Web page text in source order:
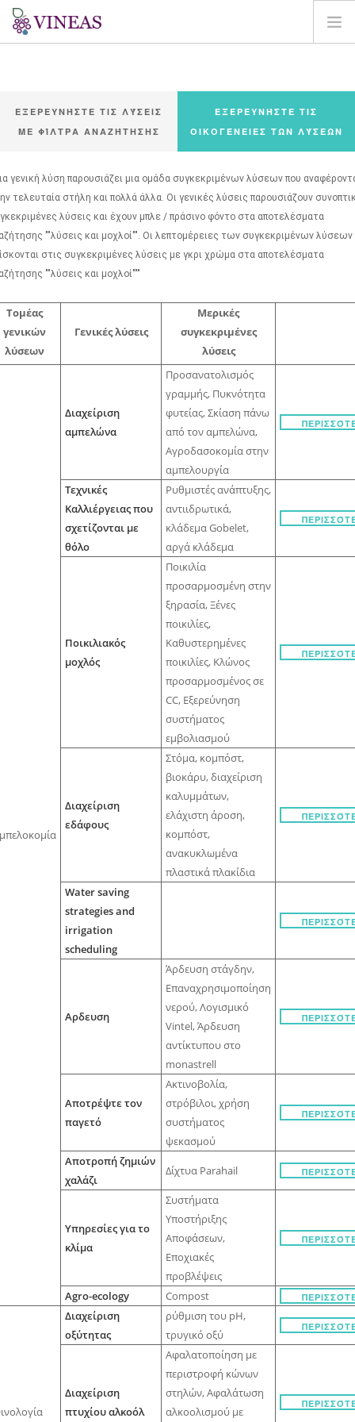
ΧΑΡΤΟΓΡΆΦΗΣΗ
EL
ΕΞΕΡΕΥΝΉΣΤΕ ΤΙΣ ΛΎΣΕΙΣ
ΜΕ ΦΊΛΤΡΑ ΑΝΑΖΉΤΗΣΗΣ
ΕΞΕΡΕΥΝΉΣΤΕ ΤΙΣ
ΟΙΚΟΓΈΝΕΙΕΣ ΤΩΝ ΛΎΣΕΩΝ
γενική λύση παρουσιάζει μια ομάδα συγκεκριμένων λύσεων που
τελευταία στήλη και πολλά άλλα. Οι γενικές λύσεις παρουσιάζουν
λύσεις και έχουν μπλε / πράσινο φόντο στα αποτελέσματα
""λύσεις και μοχλοί"". Οι λεπτομέρειες των συγκεκριμένων λύσεων
στις συγκεκριμένες λύσεις με γκρι χρώμα στα αποτελέσματα
""λύσεις και μοχλοί"""
Τομέας
γενικών
λύσεων
Γενικές λύσεις
Μερικές
συγκεκριμένες
λύσεις
Διαχείριση
αμπελώνα
Προσανατολισμός
γραμμής, Πυκνότητα
φυτείας, Σκίαση πάνω
από τον αμπελώνα,
Αγροδασοκομία στην
αμπελουργία
Τεχνικές
Καλλιέργειας που
σχετίζονται με
θόλο
Ρυθμιστές ανάπτυξης,
αντιιδρωτικά,
κλάδεμα Gobelet,
αργά κλάδεμα
Ποικιλιακός
μοχλός
Ποικιλία
προσαρμοσμένη στην
ξηρασία, Ξένες
ποικιλίες,
Καθυστερημένες
ποικιλίες, Κλώνος
προσαρμοσμένος σε
CC, Εξερεύνηση
συστήματος
εμβολιασμού
Διαχείριση
εδάφους
Στόμα, κομπόστ,
βιοκάρυ, διαχείριση
καλυμμάτων,
ελάχιστη άροση,
κομπόστ,
ανακυκλωμένα
πλαστικά πλακίδια
Water saving
strategies and
irrigation
scheduling
Αρδευση
Άρδευση στάγδην,
Επαναχρησιμοποίηση
νερού, Λογισμικό
Vintel, Άρδευση
αντίκτυπου στο
monastrell
Αποτρέψτε τον
παγετό
Ακτινοβολία,
στρόβιλοι, χρήση
συστήματος
ψεκασμού
Αποτροπή ζημιών
χαλάζι
Δίχτυα Parahail
Υπηρεσίες για το
κλίμα
Συστήματα
Υποστήριξης
Αποφάσεων,
Εποχιακές
προβλέψεις
Agro-ecology Compost
Διαχείριση
οξύτητας
ρύθμιση του pH,
τρυγικό οξύ
Διαχείριση
πτυχίου αλκοόλ
Αφαλατοποίηση με
περιστροφή κώνων
στηλών, Αφαλάτωση
αλκοολισμού με